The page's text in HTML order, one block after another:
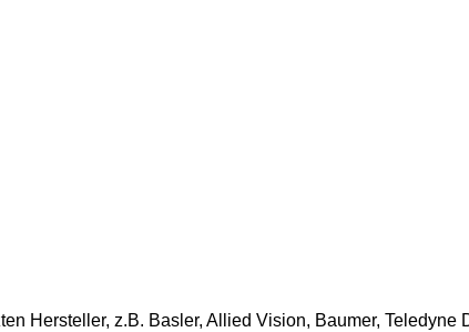
Hersteller, z.B. Basler, Allied Vision, Baumer, Teledyne